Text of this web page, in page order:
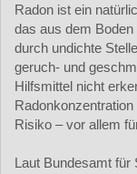
Radon ist ein
das aus dem
durch undichte
geruch- und
Hilfsmittel nicht
Risiko – vor allem
Laut Bundesamt für